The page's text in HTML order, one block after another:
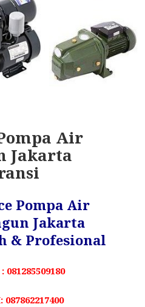
Air
Jakarta
Pompa Air
Jakarta
& Profesional
081285509180